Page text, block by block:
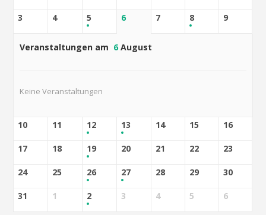
3 4 5 6 7 8 9
Veranstaltungen am 6August
Keine Veranstaltungen
10 11 12 13 14 15 16
17 18 19 20 21 22 23
24 25 26 27 28 29 30
31 1 2 3 4 5 6